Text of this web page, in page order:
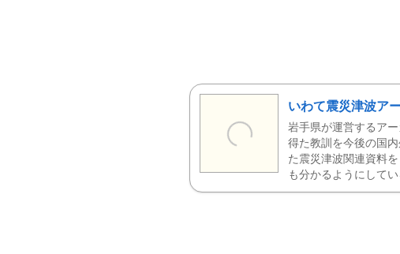
いわて震災津波ア
岩手県が運営するア
得た教訓を今後の国
た震災津波関連資料
も分かるようにしてい